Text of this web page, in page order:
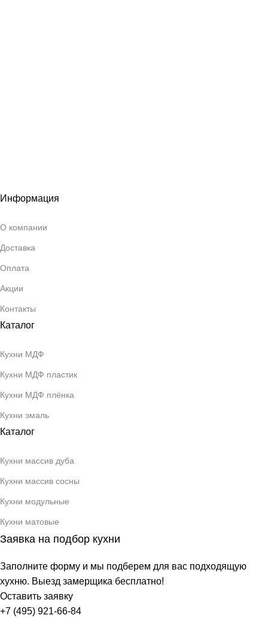
Информация
О компании
Доставка
Оплата
Акции
Контакты
Каталог
Кухни МДФ
Кухни МДФ пластик
Кухни МДФ плёнка
Кухни эмаль
Каталог
Кухни массив дуба
Кухни массив сосны
Кухни модульные
Кухни матовые
Заявка на подбор кухни
Заполните форму и мы подберем для вас подходящую
хухню. Выезд замерщика бесплатно!
Оставить заявку
+7 (495) 921-66-84